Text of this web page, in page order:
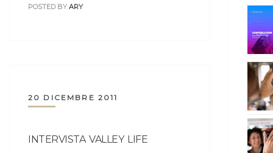
POSTED BY ARY
20 DICEMBRE 2011
INTERVISTA VALLEY LIFE